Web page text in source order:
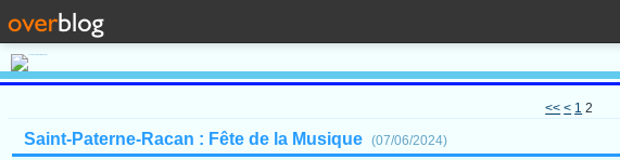
<< < 1 2
Saint-Paterne-Racan : Fête de la Musique (07/06/2024)